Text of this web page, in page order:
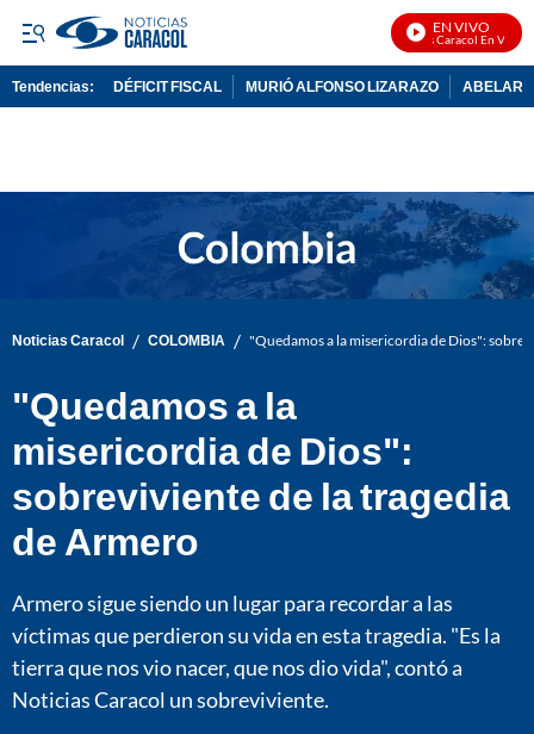
EN VIVO
Noticias Caracol En Vivo
Tendencias: DÉFICIT FISCAL MURIÓ ALFONSO LIZARAZO
Noticias Caracol / COLOMBIA / "Quedamos a la misericordia de Dios":
"Quedamos a la
misericordia de Dios":
sobreviviente de la tragedia
de Armero
Armero sigue siendo un lugar para recordar a las
víctimas que perdieron su vida en esta tragedia. "Es la
tierra que nos vio nacer, que nos dio vida", contó a
Noticias Caracol un sobreviviente.